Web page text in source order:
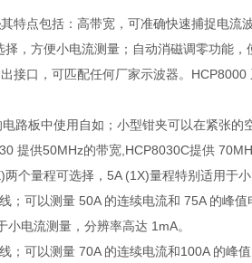
其特点包括：高带宽，可准确快速捕捉电流
，方便小电流测量；自动消磁调零功能
接口，可匹配任何厂家示波器。 HCP8000
路板中使用自如；小型钳夹可以在紧张的
提供50MHz的带宽 ,HCP8030C提供
两个量程可选择， 5A (1X)量程特别适用于
；可以测量 50A 的连续电流和 75A 的峰值
小电流测量，分辨率高达 1mA。
；可以测量 70A 的连续电流和100A 的峰